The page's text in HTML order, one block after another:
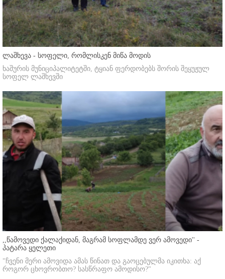
ლაშხევა - სოფელი, რომლისკენ მიწა მოდის
ხაშურის მუნიციპალიტეტში, ტყიან ფერდობებს შორის შეყუჟულ
სოფელ ლაშხევში
,,წამოვედი ქალაქიდან, მაგრამ სოფლამდე ვერ ამოვედი'' -
პატარა ყელეთი
"ჩვენი მერი ამოვიდა ამას წინათ და გაოცებულმა იკითხა: აქ
როგორ ცხოვრობთო? სასწრაფო ამოდისო?"